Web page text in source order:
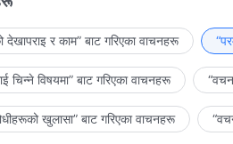
परमेश्‍वर, “स्‍नेही” परमेश्‍वर र
सुन्छस्, परमेश्‍वरले यस्तो कुरा गर्नुभएको
तिनीहरूले परमेश्‍वर सच्‍चा र स्‍नेही
पक्ष जति धेरै देख्छन्, तिनीहरूले त्यति
छेउमा खडा हुनुहुन्छ भन्‍ने कुराको
केही प्राप्त गर्ने अभिप्राय नै
हो।
र काम” बाट गरिएका वाचनहरू
विषयमा” बाट गरिएका वाचनहरू
खुलासा” बाट गरिएका वाचनहरू